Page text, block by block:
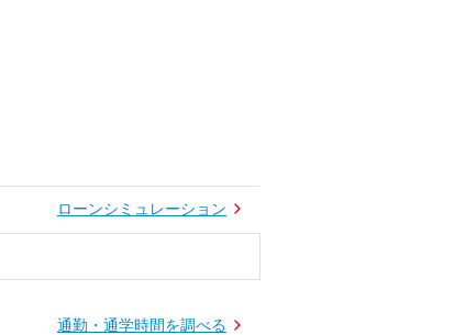
ローンシミュレーション
通勤・通学時間を調べる